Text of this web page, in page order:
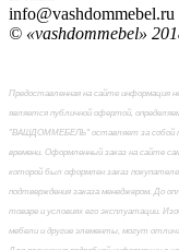
info@vashdommebel.ru
© «vashdommebel»
Предоставленная на сайте информация
является публичной офертой,
"ВАШДОММЕБЕЛЬ" оставляет за собой
времени. Оформленный заказ на сайте
которой был оформлен заказ
подтверждения заказа менеджером. До
товаре и условиях его эксплуатации.
мебели и другие элементы, могут